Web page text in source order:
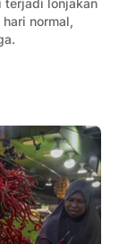
terjadi lonjakan
normal,